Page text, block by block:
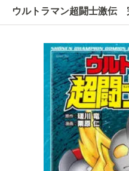
ウルトラマン超闘士激伝